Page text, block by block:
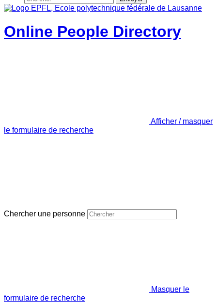
Online People Directory
Afficher / masquer
le formulaire de recherche
Chercher une personne
Masquer le
formulaire de recherche